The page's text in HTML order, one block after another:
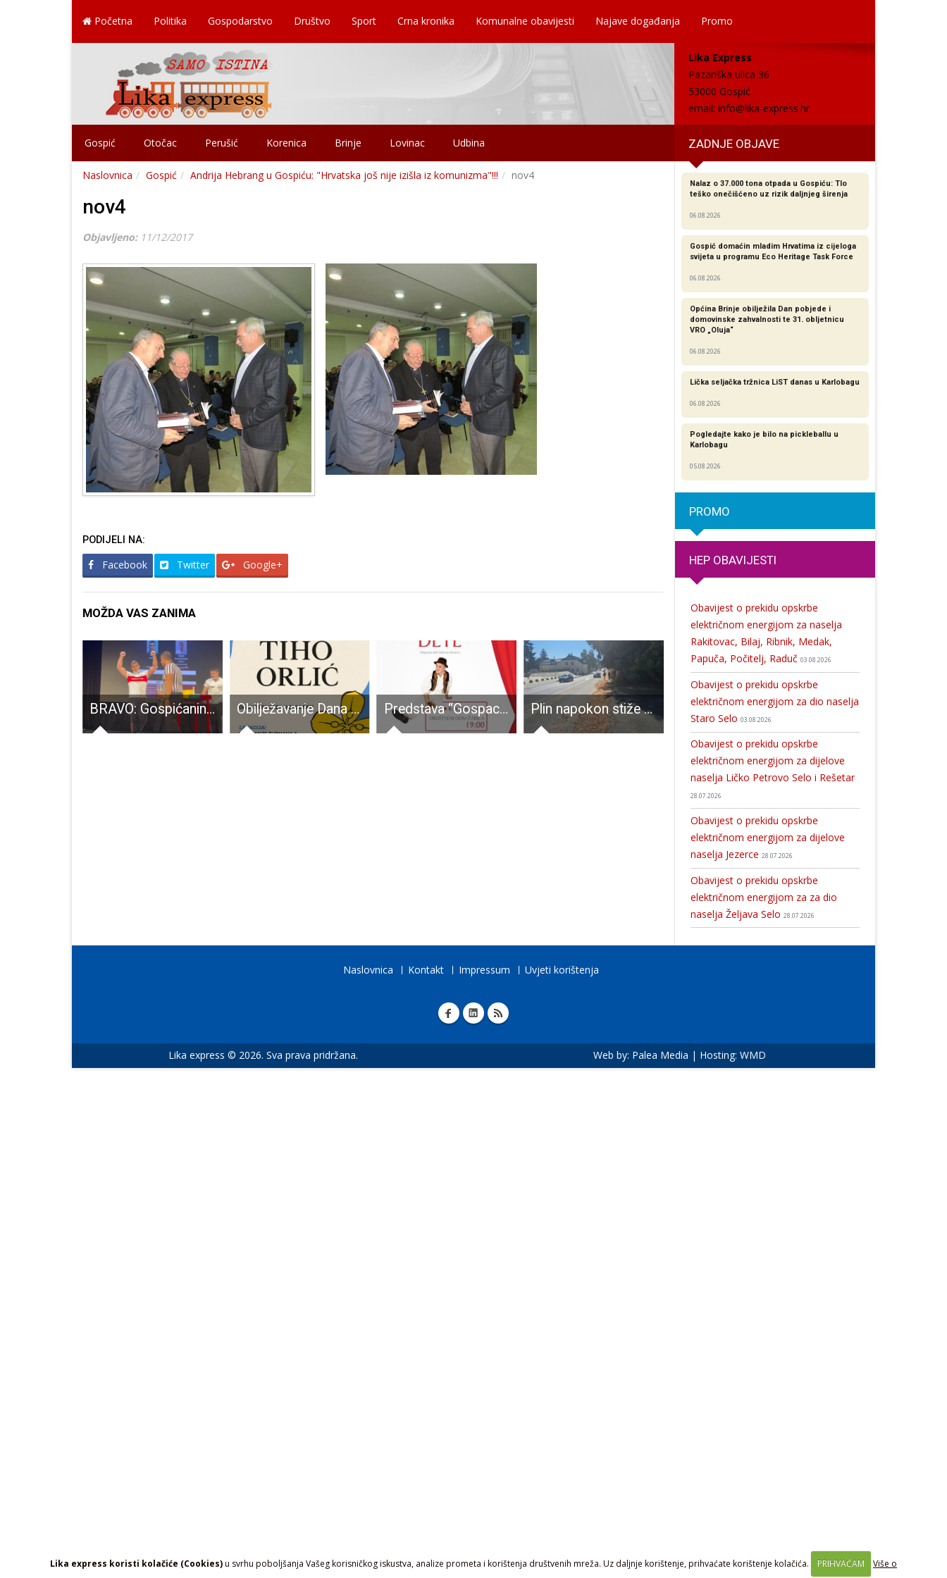
Lika express koristi kolačiće (Cookies)u svrhu poboljšanja Vašeg korisničkog iskustva, analize prometa i korištenja društvenih mreža. Uz daljnje korištenje, prihvaćate korištenje kolačića. PRIHVAĆAM Više o
Početna Politika Gospodarstvo Društvo Sport Crna kronika Komunalne obavijesti Najave događanja Promo
Lika Express
Pazariška ulica 36
53000 Gospić
email: info@lika-express.hr
Gospić Otočac Perušić Korenica Brinje Lovinac Udbina ZADNJE OBJAVE
Naslovnica Gospić Andrija Hebrang u Gospiću: "Hrvatska još nije izišla iz komunizma"!!! nov4
nov4
Objavljeno: 11/12/2017
PODIJELI NA:
Facebook Twitter Google+
MOŽDA VAS ZANIMA
BRAVO: Gospićanin Rino Mašić juniorski europski prvak u obaranju na lijevu ruku!!! Obilježavanje Dana Ličko-senjske županije uz svečani program i veliki koncert Tihe Orlića Predstava “Gospacko dete” u petak 6.prosinca od 19 sati u Žabici Plin napokon stiže u Gospić Gospić domaćin prvenstva Hrvatske u hrvanju grčko-rimskim načinom za seniore
Nalaz o 37.000 tona otpada u Gospiću: Tlo
teško onečišćeno uz rizik daljnjeg širenja
06.08.2026
Gospić domaćin mladim Hrvatima iz cijeloga
svijeta u programu Eco Heritage Task Force
06.08.2026
Općina Brinje obilježila Dan pobjede i
domovinske zahvalnosti te 31. obljetnicu
VRO „Oluja“
06.08.2026
Lička seljačka tržnica LiST danas u Karlobagu
06.08.2026
Pogledajte kako je bilo na pickleballu u
Karlobagu
05.08.2026
PROMO
HEP OBAVIJESTI
Obavijest o prekidu opskrbe
električnom energijom za naselja
Rakitovac, Bilaj, Ribnik, Medak,
Papuča, Počitelj, Raduč 03.08.2026
Obavijest o prekidu opskrbe
električnom energijom za dio naselja
Staro Selo 03.08.2026
Obavijest o prekidu opskrbe
električnom energijom za dijelove
naselja Ličko Petrovo Selo i Rešetar
28.07.2026
Obavijest o prekidu opskrbe
električnom energijom za dijelove
naselja Jezerce 28.07.2026
Obavijest o prekidu opskrbe
električnom energijom za za dio
naselja Željava Selo 28.07.2026
Naslovnica Kontakt Impressum Uvjeti korištenja
Lika express © 2026. Sva prava pridržana. Web by: Palea Media | Hosting: WMD